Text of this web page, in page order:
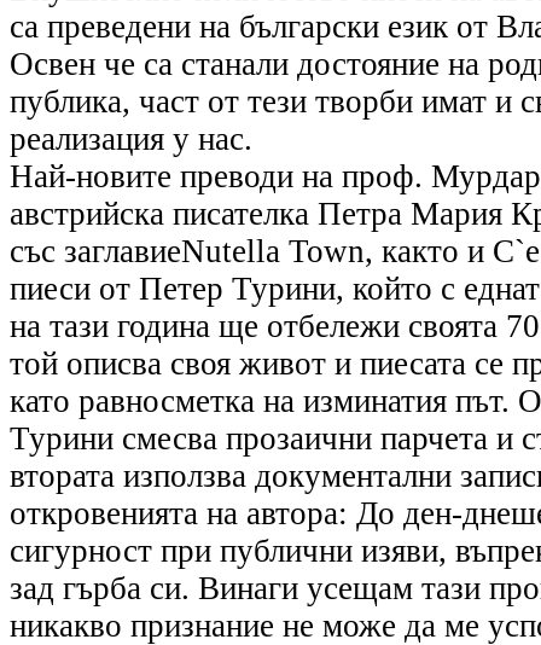
са преведени на български език от
Освен че са станали достояние на
публика, част от тези творби имат и
реализация у нас.
Най-новите преводи на проф.
австрийска писателка Петра Мария
със заглавиеNutella Town, както и
пиеси от Петер Турини, който с
на тази година ще отбележи своята
той описва своя живот и пиесата се
като равносметка на изминатия път.
Турини смесва прозаични парчета и
втората използва документални
откровенията на автора: До ден-
сигурност при публични изяви,
зад гърба си. Винаги усещам тази
никакво признание не може да ме